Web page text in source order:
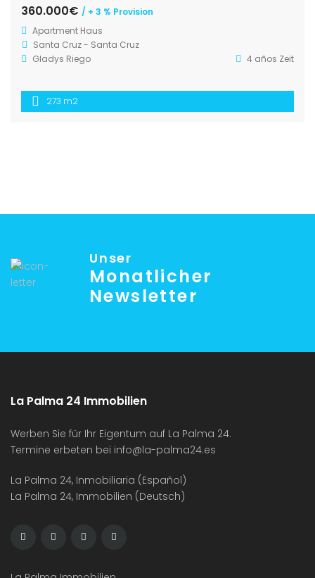
360.000€ / + 3 % Provision
Apartment Haus
Santa Cruz - Santa Cruz
Gladys Riego
4 años Zeit
273 m2
Unser
Monatlicher
Newsletter
La Palma 24 Immobilien
Werben Sie für Ihr Eigentum auf La Palma 24.
Termine erbeten bei info@la-palma24.es
La Palma 24, Inmobiliaria (Español)
La Palma 24, Immobilien (Deutsch)